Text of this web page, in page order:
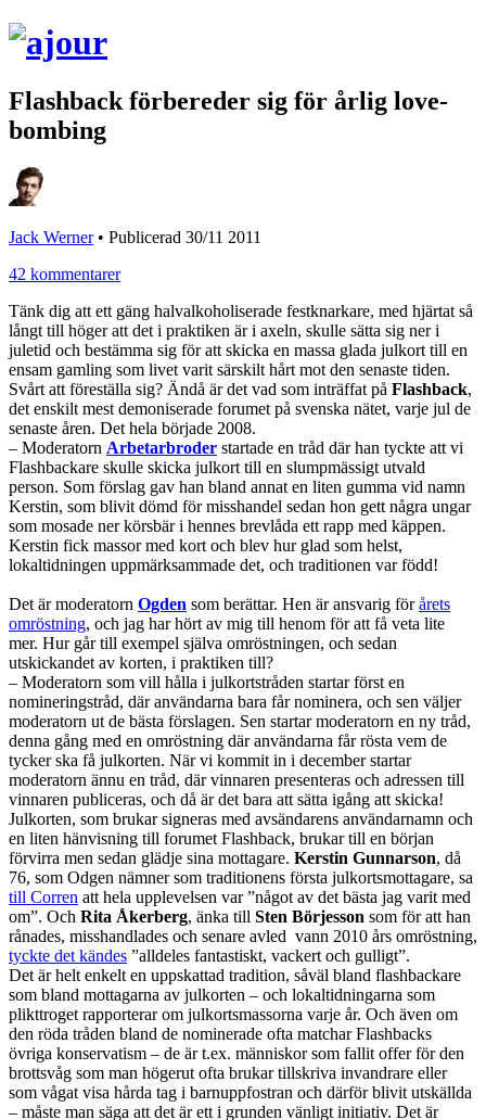
Flashback förbereder sig för årlig love-
bombing
Jack Werner• Publicerad 30/11 2011
42 kommentarer
Tänk dig att ett gäng halvalkoholiserade festknarkare, med hjärtat så
långt till höger att det i praktiken är i axeln, skulle sätta sig ner i
juletid och bestämma sig för att skicka en massa glada julkort till en
ensam gamling som livet varit särskilt hårt mot den senaste tiden.
Svårt att föreställa sig? Ändå är det vad som inträffat på Flashback,
det enskilt mest demoniserade forumet på svenska nätet, varje jul de
senaste åren. Det hela började 2008.
– Moderatorn Arbetarbroder startade en tråd där han tyckte att vi
Flashbackare skulle skicka julkort till en slumpmässigt utvald
person. Som förslag gav han bland annat en liten gumma vid namn
Kerstin, som blivit dömd för misshandel sedan hon gett några ungar
som mosade ner körsbär i hennes brevlåda ett rapp med käppen.
Kerstin fick massor med kort och blev hur glad som helst,
lokaltidningen uppmärksammade det, och traditionen var född!
Det är moderatorn Ogden som berättar. Hen är ansvarig förårets
omröstning, och jag har hört av mig till henom för att få veta lite
mer. Hur går till exempel själva omröstningen, och sedan
utskickandet av korten, i praktiken till?
– Moderatorn som vill hålla i julkortstråden startar först en
nomineringstråd, där användarna bara får nominera, och sen väljer
moderatorn ut de bästa förslagen. Sen startar moderatorn en ny tråd,
denna gång med en omröstning där användarna får rösta vem de
tycker ska få julkorten. När vi kommit in i december startar
moderatorn ännu en tråd, där vinnaren presenteras och adressen till
vinnaren publiceras, och då är det bara att sätta igång att skicka!
Julkorten, som brukar signeras med avsändarens användarnamn och
en liten hänvisning till forumet Flashback, brukar till en början
förvirra men sedan glädje sina mottagare. Kerstin Gunnarson, då
76, som Odgen nämner som traditionens första julkortsmottagare, sa
till Corren att hela upplevelsen var ”något av det bästa jag varit med
om”. Och Rita Åkerberg, änka till Sten Börjesson som för att han
rånades, misshandlades och senare avled vann 2010 års omröstning,
tyckte det kändes ”alldeles fantastiskt, vackert och gulligt”.
Det är helt enkelt en uppskattad tradition, såväl bland flashbackare
som bland mottagarna av julkorten – och lokaltidningarna som
plikttroget rapporterar om julkortsmassorna varje år. Och även om
den röda tråden bland de nominerade ofta matchar Flashbacks
övriga konservatism – de är t.ex. människor som fallit offer för den
brottsvåg som man högerut ofta brukar tillskriva invandrare eller
som vågat visa hårda tag i barnuppfostran och därför blivit utskällda
– måste man säga att det är ett i grunden vänligt initiativ. Det är